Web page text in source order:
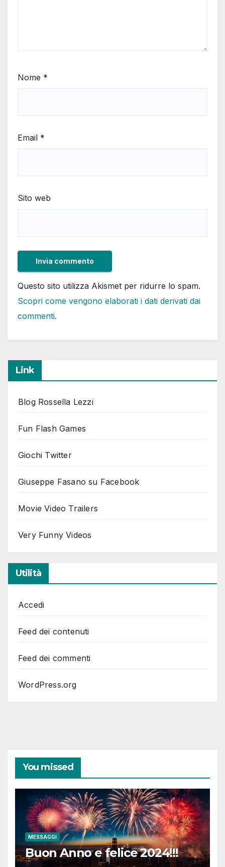
Nome *
Email *
Sito web
Questo sito utilizza Akismet per ridurre lo spam.
Scopri come vengono elaborati i dati derivati dai
commenti.
Link
Blog Rossella Lezzi
Fun Flash Games
Giochi Twitter
Giuseppe Fasano su Facebook
Movie Video Trailers
Very Funny Videos
Utilità
Accedi
Feed dei contenuti
Feed dei commenti
WordPress.org
You missed
MESSAGGI
Buon Anno e felice 2024!!!